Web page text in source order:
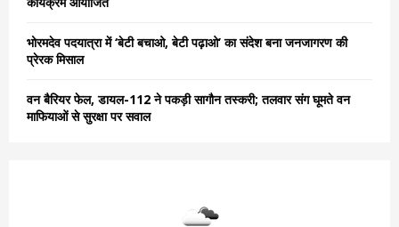
भोरमदेव पदयात्रा में ‘बेटी बचाओ, बेटी पढ़ाओ’ का संदेश बना जनजागरण की
प्रेरक मिसाल
वन बैरियर फेल, डायल-112 ने पकड़ी सागौन तस्करी; तलवार संग घूमते वन
माफियाओं से सुरक्षा पर सवाल